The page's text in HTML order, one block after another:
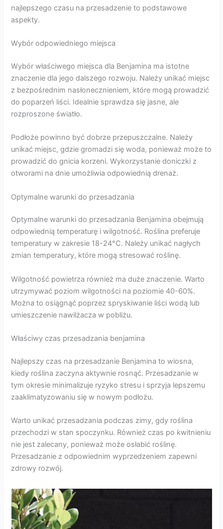
najlepszego czasu na przesadzenie to podstawowe
aspekty.
Wybór odpowiedniego miejsca
Wybór właściwego miejsca dla Benjamina ma istotne
znaczenie dla jego dalszego rozwoju. Należy unikać miejsc
z bezpośrednim nasłonecznieniem, które mogą prowadzić
do poparzeń liści. Idealnie sprawdza się jasne, ale
rozproszone światło.
Podłoże powinno być dobrze przepuszczalne. Należy
unikać miejsc, gdzie gromadzi się woda, ponieważ może to
prowadzić do gnicia korzeni. Wykorzystanie doniczki z
otworami na dnie umożliwia odpowiednią drenaż.
Optymalne warunki do przesadzania
Optymalne warunki do przesadzania Benjamina obejmują
odpowiednią temperaturę i wilgotność. Roślina preferuje
temperatury w zakresie 18-24°C. Należy unikać nagłych
zmian temperatury, które mogą stresować roślinę.
Wilgotność powietrza również ma duże znaczenie. Warto
utrzymywać poziom wilgotności na poziomie 40-60%.
Można to osiągnąć poprzez spryskiwanie liści wodą lub
umieszczenie nawilżacza w pobliżu.
Właściwy czas przesadzania benjamina
Najlepszy czas na przesadzanie Benjamina to wiosna,
kiedy roślina zaczyna aktywnie rosnąć. Przesadzanie w
tym okresie minimalizuje ryzyko stresu i sprzyja lepszemu
zaaklimatyzowaniu się w nowym podłożu.
Warto unikać przesadzania podczas zimy, gdy roślina
przechodzi w stan spoczynku. Również czas po kwitnieniu
nie jest zalecany, ponieważ może osłabić roślinę.
Przesadzanie z odpowiednim wyprzedzeniem zapewni
zdrowy rozwój.